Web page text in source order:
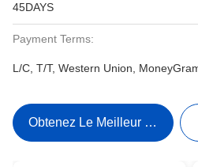
45DAYS
Payment Terms:
L/C, T/T, Western Union,
Obtenez Le Meilleur Prix